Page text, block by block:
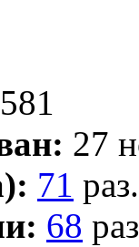
27
71 раз.
68